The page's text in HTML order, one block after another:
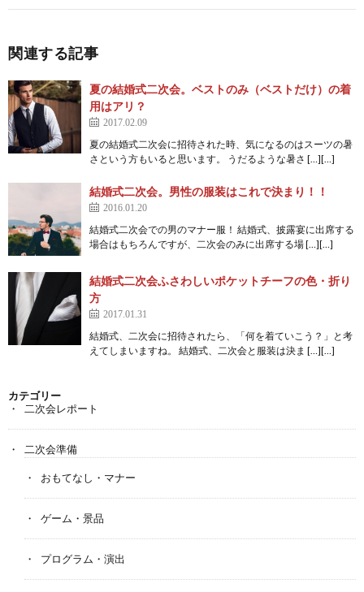
関連する記事
夏の結婚式二次会。ベストのみ（ベストだけ）の着
用はアリ？
2017.02.09
夏の結婚式二次会に招待された時、気になるのはスーツの暑
さという方もいると思います。 うだるような暑さ […][…]
結婚式二次会。男性の服装はこれで決まり！！
2016.01.20
結婚式二次会での男のマナー服！ 結婚式、披露宴に出席する
場合はもちろんですが、二次会のみに出席する場 […][…]
結婚式二次会ふさわしいポケットチーフの色・折り
方
2017.01.31
結婚式、二次会に招待されたら、「何を着ていこう？」と考
えてしまいますね。 結婚式、二次会と服装は決ま […][…]
カテゴリー
二次会レポート
二次会準備
おもてなし・マナー
ゲーム・景品
プログラム・演出